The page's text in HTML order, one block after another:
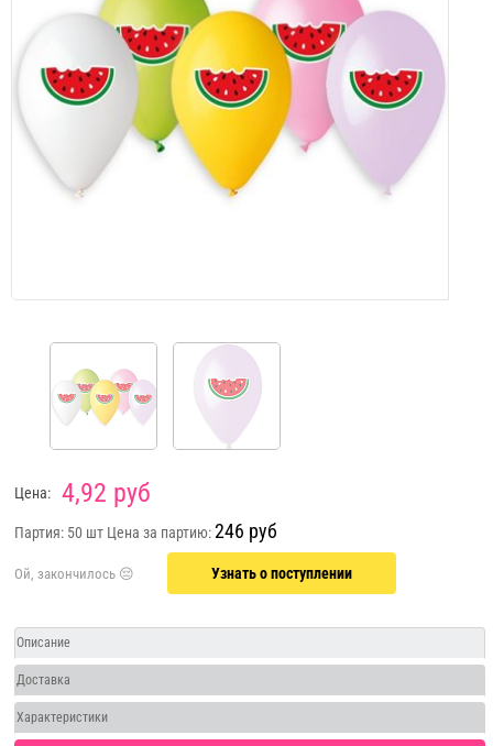
Цена: 4,92 руб
Партия: 50 шт Цена за партию:246 руб
Узнать о поступлении
Описание
Доставка
Характеристики